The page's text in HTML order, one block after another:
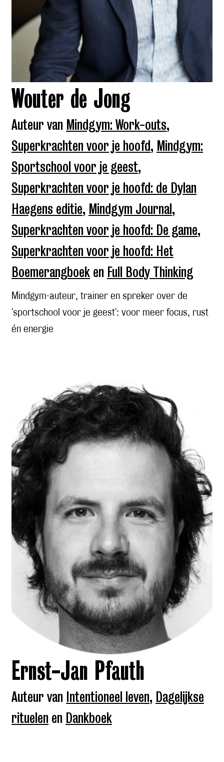
Wouter de Jong
Auteur van Mindgym: Work-outs,
Superkrachten voor je hoofd, Mindgym:
Sportschool voor je geest,
Superkrachten voor je hoofd: de Dylan
Haegens editie, Mindgym Journal,
Superkrachten voor je hoofd: De game,
Superkrachten voor je hoofd: Het
Boemerangboek en Full Body Thinking
Mindgym-auteur, trainer en spreker over de
'sportschool voor je geest': voor meer focus, rust
én energie
Ernst-Jan Pfauth
Auteur van Intentioneel leven, Dagelijkse
rituelen en Dankboek